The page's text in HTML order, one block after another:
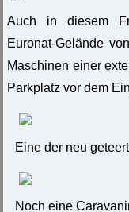
Auch in diesem
Euronat-Gelände
Maschinen einer
Parkplatz vor dem
Eine der neu
Noch eine